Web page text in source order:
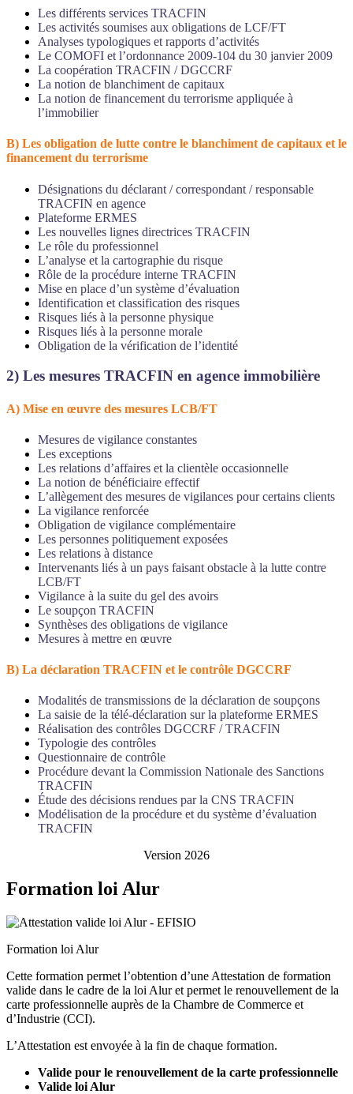
Les différents services TRACFIN
Les activités soumises aux obligations de LCF/FT
Analyses typologiques et rapports d’activités
Le COMOFI et l’ordonnance 2009-104 du 30 janvier 2009
La coopération TRACFIN / DGCCRF
La notion de blanchiment de capitaux
La notion de financement du terrorisme appliquée à
l’immobilier
B) Les obligation de lutte contre le blanchiment de capitaux et le
financement du terrorisme
Désignations du déclarant / correspondant / responsable
TRACFIN en agence
Plateforme ERMES
Les nouvelles lignes directrices TRACFIN
Le rôle du professionnel
L’analyse et la cartographie du risque
Rôle de la procédure interne TRACFIN
Mise en place d’un système d’évaluation
Identification et classification des risques
Risques liés à la personne physique
Risques liés à la personne morale
Obligation de la vérification de l’identité
2) Les mesures TRACFIN en agence immobilière
A) Mise en œuvre des mesures LCB/FT
Mesures de vigilance constantes
Les exceptions
Les relations d’affaires et la clientèle occasionnelle
La notion de bénéficiaire effectif
L’allègement des mesures de vigilances pour certains clients
La vigilance renforcée
Obligation de vigilance complémentaire
Les personnes politiquement exposées
Les relations à distance
Intervenants liés à un pays faisant obstacle à la lutte contre
LCB/FT
Vigilance à la suite du gel des avoirs
Le soupçon TRACFIN
Synthèses des obligations de vigilance
Mesures à mettre en œuvre
B) La déclaration TRACFIN et le contrôle DGCCRF
Modalités de transmissions de la déclaration de soupçons
La saisie de la télé-déclaration sur la plateforme ERMES
Réalisation des contrôles DGCCRF / TRACFIN
Typologie des contrôles
Questionnaire de contrôle
Procédure devant la Commission Nationale des Sanctions
TRACFIN
Étude des décisions rendues par la CNS TRACFIN
Modélisation de la procédure et du système d’évaluation
TRACFIN
Version 2026
Formation loi Alur
Formation loi Alur
Cette formation permet l’obtention d’une Attestation de formation
valide dans le cadre de la loi Alur et permet le renouvellement de la
carte professionnelle auprès de la Chambre de Commerce et
d’Industrie (CCI).
L’Attestation est envoyée à la fin de chaque formation.
Valide pour le renouvellement de la carte professionnelle
Valide loi Alur